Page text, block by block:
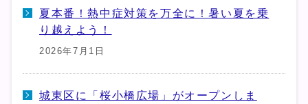
夏本番！熱中症対策を万全に！暑い夏を乗
り越えよう！
2026年7月1日
城東区に「桜小橋広場」がオープンしま